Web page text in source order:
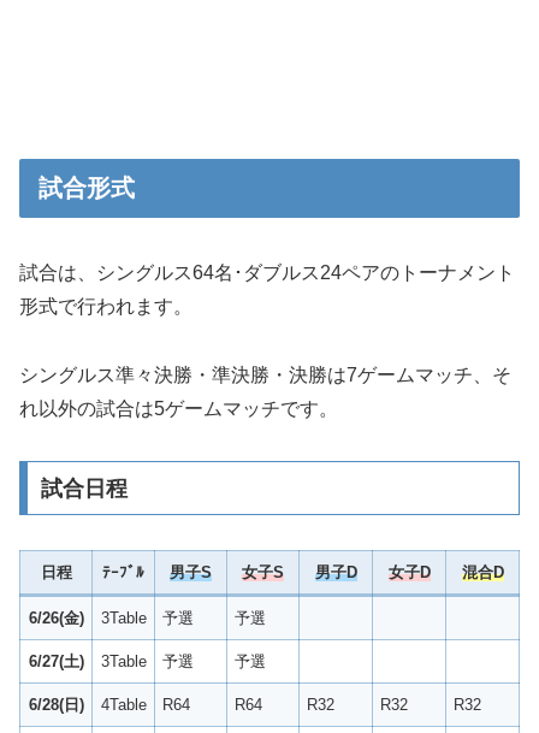
試合形式
試合は、シングルス64名･ダブルス24ペアのトーナメント
形式で行われます。
シングルス準々決勝・準決勝・決勝は7ゲームマッチ、そ
れ以外の試合は5ゲームマッチです。
試合日程
日程 ﾃｰﾌﾞﾙ 男子S 女子S 男子D 女子D 混合D
6/26(金) 3Table 予選 予選
6/27(土) 3Table 予選 予選
6/28(日) 4Table R64 R64 R32 R32 R32